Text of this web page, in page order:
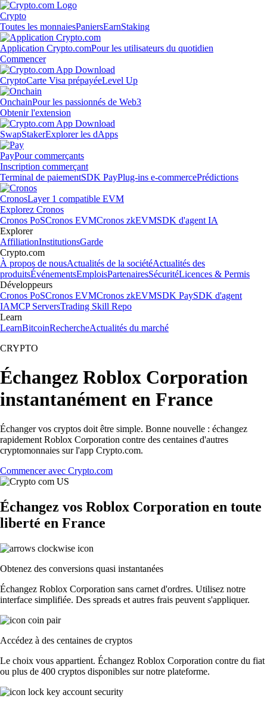
Crypto
Toutes les monnaiesPaniersEarnStaking
Application Crypto.comPour les utilisateurs du quotidien
Commencer
CryptoCarte Visa prépayéeLevel Up
OnchainPour les passionnés de Web3
Obtenir l'extension
SwapStakerExplorer les dApps
PayPour commerçants
Inscription commerçant
Terminal de paiementSDK PayPlug-ins e-commercePrédictions
CronosLayer 1 compatible EVM
Explorez Cronos
Cronos PoSCronos EVMCronos zkEVMSDK d'agent IA
Explorer
AffiliationInstitutionsGarde
Crypto.com
À propos de nousActualités de la sociétéActualités des
produitsÉvénementsEmploisPartenairesSécuritéLicences & Permis
Développeurs
Cronos PoSCronos EVMCronos zkEVMSDK PaySDK d'agent
IAMCP ServersTrading Skill Repo
Learn
LearnBitcoinRechercheActualités du marché
CRYPTO
Échangez Roblox Corporation
instantanément en France
Échanger vos cryptos doit être simple. Bonne nouvelle : échangez
rapidement Roblox Corporation contre des centaines d'autres
cryptomonnaies sur l'app Crypto.com.
Commencer avec Crypto.com
Échangez vos Roblox Corporation en toute
liberté en France
Obtenez des conversions quasi instantanées
Échangez Roblox Corporation sans carnet d'ordres. Utilisez notre
interface simplifiée. Des spreads et autres frais peuvent s'appliquer.
Accédez à des centaines de cryptos
Le choix vous appartient. Échangez Roblox Corporation contre du fiat
ou plus de 400 cryptos disponibles sur notre plateforme.